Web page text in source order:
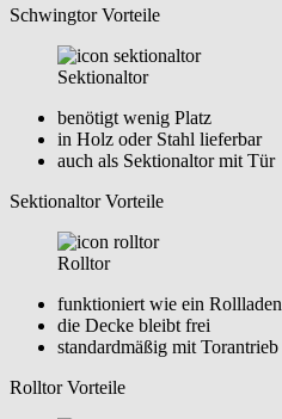
Schwingtor Vorteile
Sektionaltor
benötigt wenig Platz
in Holz oder Stahl lieferbar
auch als Sektionaltor mit Tür
Sektionaltor Vorteile
Rolltor
funktioniert wie ein Rollladen
die Decke bleibt frei
standardmäßig mit Torantrieb
Rolltor Vorteile